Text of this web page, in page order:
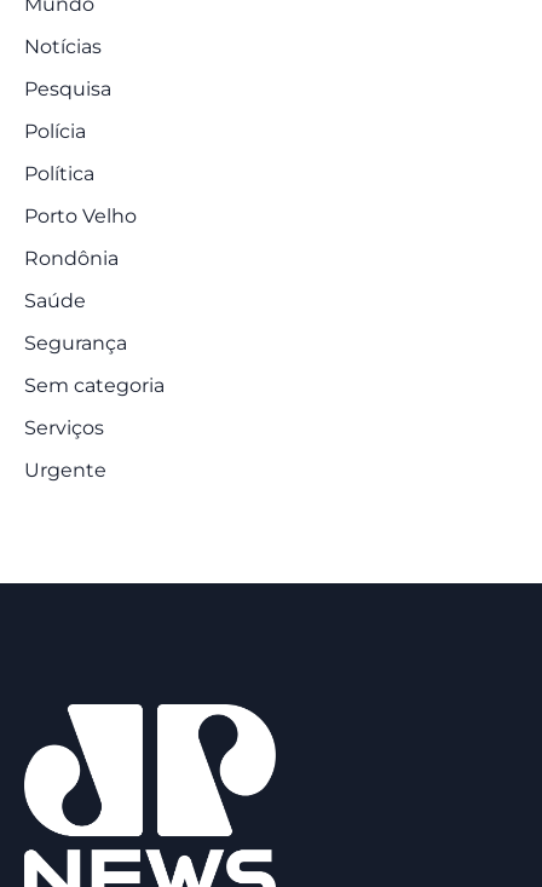
Notícias
Pesquisa
Polícia
Política
Porto Velho
Rondônia
Saúde
Segurança
Sem categoria
Serviços
Urgente